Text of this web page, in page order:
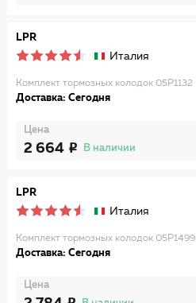
LPR
Италия
Комплект тормозных колодок 05P1132
Доставка: Сегодня
Цена
2 664 В наличии
LPR
Италия
Комплект тормозных колодок 05P1499
Доставка: Сегодня
Цена